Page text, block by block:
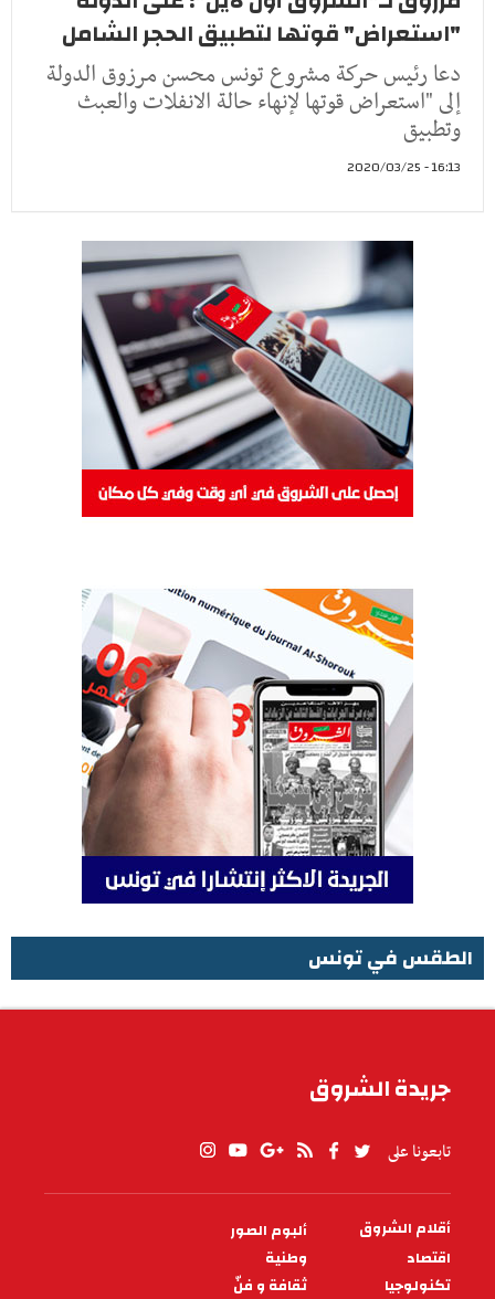
"استعراض" قوتها لتطبيق الحجر الشامل
دعا رئيس حركة مشروع تونس محسن مرزوق الدولة
إلى "استعراض قوتها لإنهاء حالة الانفلات والعبث
وتطبيق
16:13 - 2020/03/25
الطقس في تونس
جريدة الشروق
تابعونا على
PIED
DE
PAGE
أقلام الشروق
ألبوم الصور
اقتصاد
وطنية
تكنولوجيا
ثقافة و فنّ